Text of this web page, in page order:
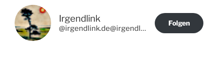
Irgendlink
@irgendlink.de@irgendlink.de
Folgen